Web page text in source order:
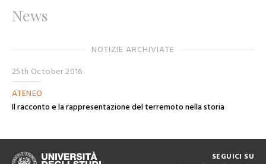
News
NOTIZIE ARCHIVIATE
25th October 2016
ATENEO
Il racconto e la rappresentazione del terremoto nella storia
SEGUICI SU